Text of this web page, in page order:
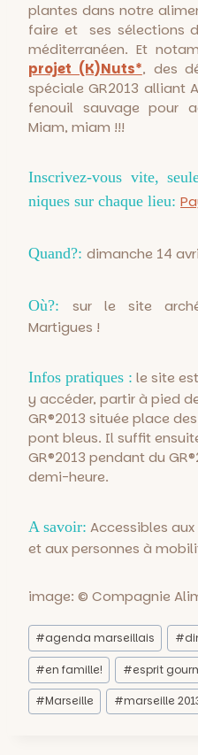
plantes dans notre
faire et ses sélections
méditerranéen. Et
projet (K)Nuts*, des
spéciale GR2013 alliant
fenouil sauvage pour
Miam, miam !!!
Inscrivez-vous vite,
niques sur chaque lieu:
Quand?: dimanche 14
Où?: sur le site
Martigues !
Infos pratiques : le site
y accéder, partir à pied
GR®2013 située place
pont bleus. Il suffit
GR®2013 pendant du
demi-heure.
A savoir: Accessibles
et aux personnes à
image: © Compagnie
Étiquettes
de
la
publication :
#agenda marseillais #
#en famille! #esprit
#Marseille #marseille